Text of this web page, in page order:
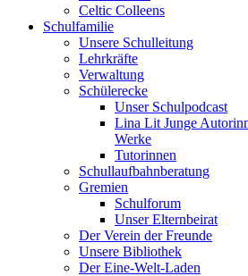
Celtic Colleens
Schulfamilie
Unsere Schulleitung
Lehrkräfte
Verwaltung
Schülerecke
Unser Schulpodcast
Lina Lit Junge
Werke
Tutorinnen
Schullaufbahnberatung
Gremien
Schulforum
Unser Elternbeirat
Der Verein der Freunde
Unsere Bibliothek
Der Eine-Welt-Laden